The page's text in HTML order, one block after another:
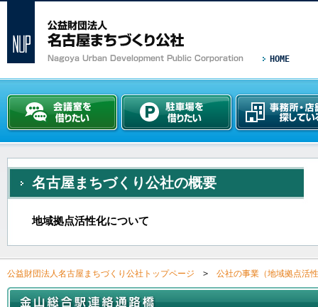
HOME
名古屋まちづくり公社の概要
地域拠点活性化について
公益財団法人名古屋まちづくり公社トップページ > 公社の事業（地域拠点活